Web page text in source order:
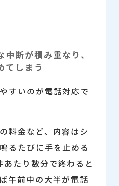
断が積み重なり、
てしまう
すいのが電話対応で
料金など、内容はシ
るたびに手を止める
あたり数分で終わると
午前中の大半が電話